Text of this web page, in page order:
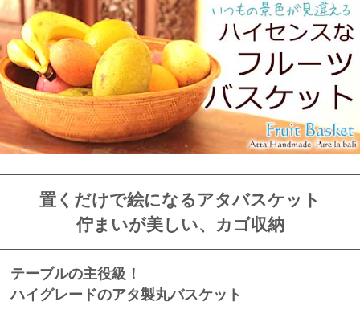
置くだけで絵になるアタバスケット
佇まいが美しい、カゴ収納
テーブルの主役級！
ハイグレードのアタ製丸バスケット